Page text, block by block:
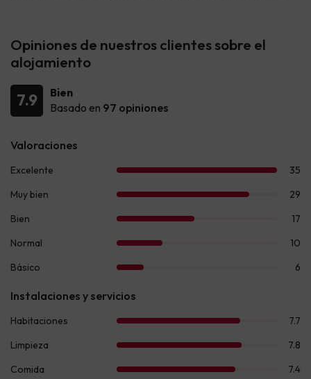
Opiniones de nuestros clientes sobre el
alojamiento
7.9
Bien
Basado en 97 opiniones